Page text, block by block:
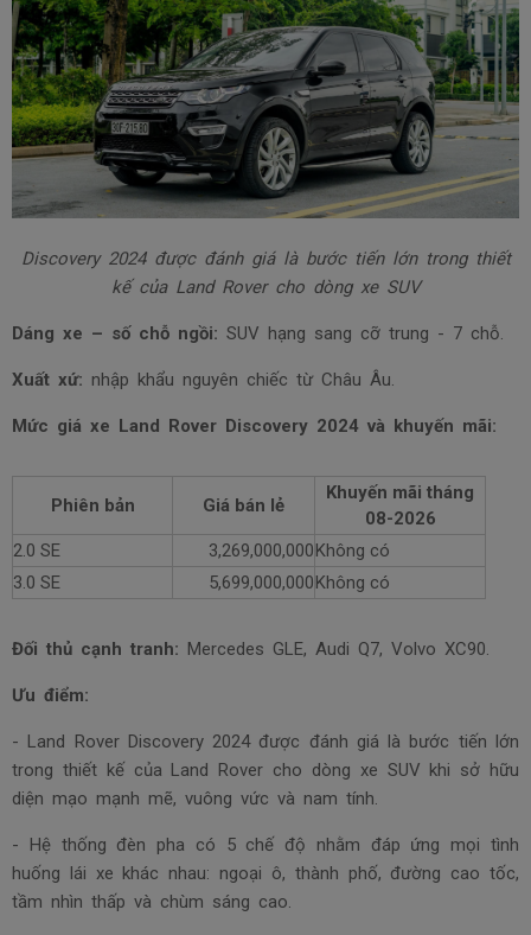
Discovery 2024 được đánh giá là bước tiến lớn trong thiết
kế của Land Rover cho dòng xe SUV
Dáng xe – số chỗ ngồi: SUV hạng sang cỡ trung - 7 chỗ.
Xuất xứ: nhập khẩu nguyên chiếc từ Châu Âu.
Mức giá xe Land Rover Discovery 2024 và khuyến mãi:
Phiên bản Giá bán lẻ
Khuyến mãi tháng
08-2026
2.0 SE
3,269,000,000Không có
3.0 SE
5,699,000,000Không có
Đối thủ cạnh tranh: Mercedes GLE, Audi Q7, Volvo XC90.
Ưu điểm:
- Land Rover Discovery 2024 được đánh giá là bước tiến lớn
trong thiết kế của Land Rover cho dòng xe SUV khi sở hữu
diện mạo mạnh mẽ, vuông vức và nam tính.
- Hệ thống đèn pha có 5 chế độ nhằm đáp ứng mọi tình
huống lái xe khác nhau: ngoại ô, thành phố, đường cao tốc,
tầm nhìn thấp và chùm sáng cao.